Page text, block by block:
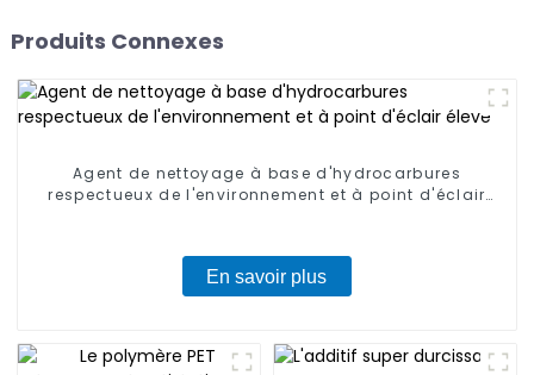
Produits Connexes
Agent de nettoyage à base d'hydrocarbures
respectueux de l'environnement et à point d'éclair
En savoir plus